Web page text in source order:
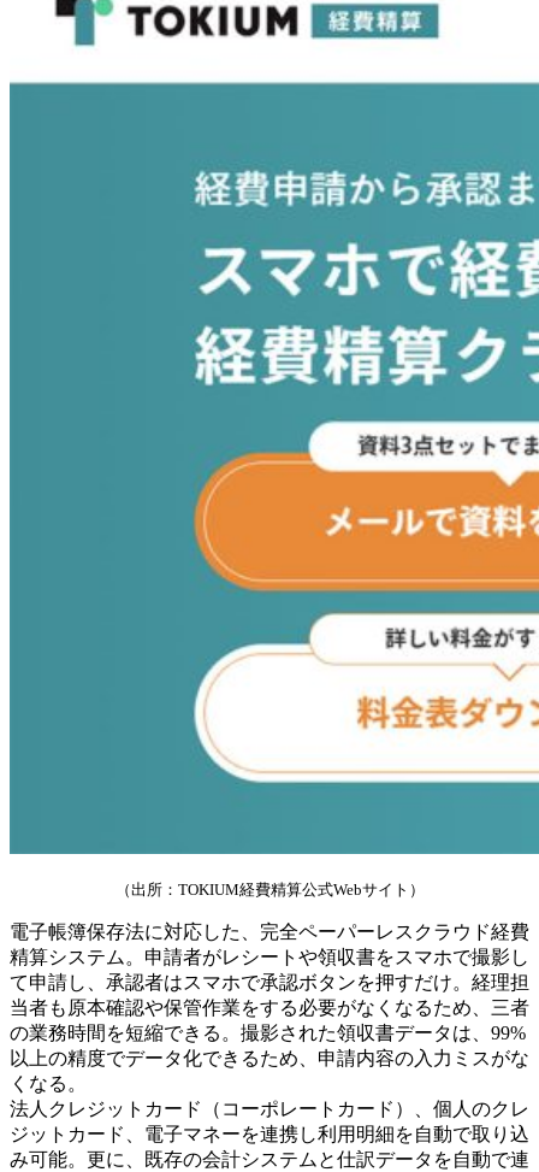
（出所：TOKIUM経費精算公式Webサイト）
電子帳簿保存法に対応した、完全ペーパーレスクラウド経費
精算システム。申請者がレシートや領収書をスマホで撮影し
て申請し、承認者はスマホで承認ボタンを押すだけ。経理担
当者も原本確認や保管作業をする必要がなくなるため、三者
の業務時間を短縮できる。撮影された領収書データは、99%
以上の精度でデータ化できるため、申請内容の入力ミスがな
くなる。
法人クレジットカード（コーポレートカード）、個人のクレ
ジットカード、電子マネーを連携し利用明細を自動で取り込
み可能。更に、既存の会計システムと仕訳データを自動で連